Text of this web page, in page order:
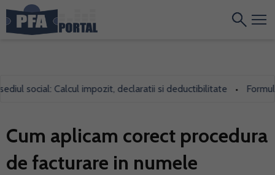
social: Calcul impozit, declaratii si deductibilitate •
Cum aplicam corect procedura
de facturare in numele